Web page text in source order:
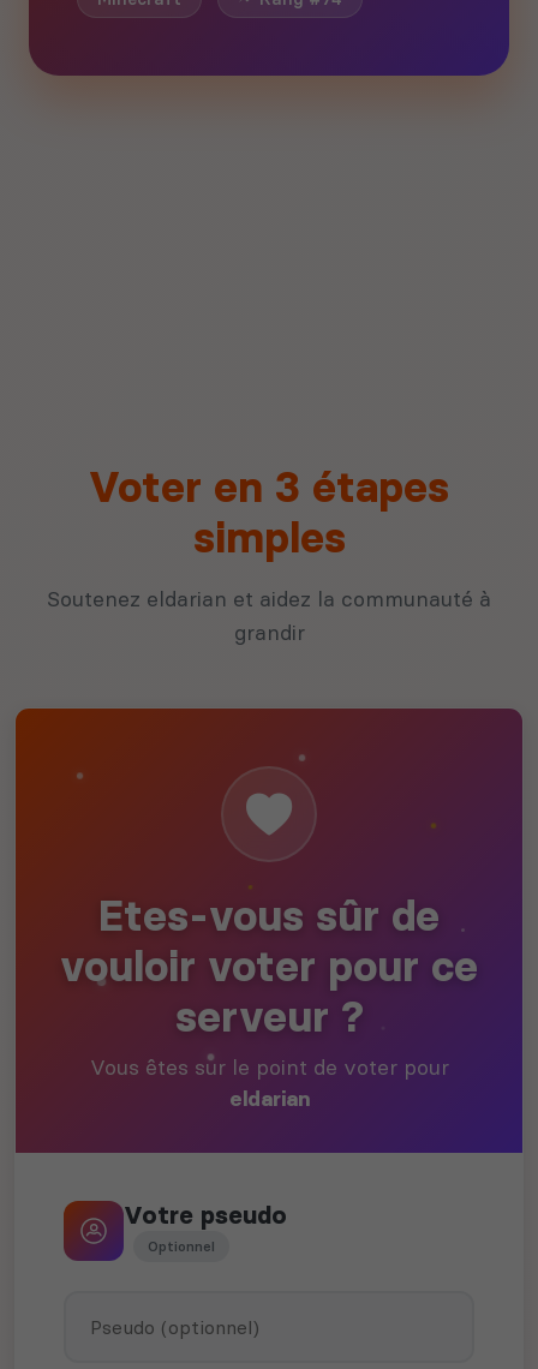
Voter en 3 étapes
simples
Soutenez eldarian et aidez la communauté à
grandir
Etes-vous sûr de
vouloir voter pour ce
serveur ?
Vous êtes sur le point de voter pour
eldarian
Votre pseudo
Optionnel